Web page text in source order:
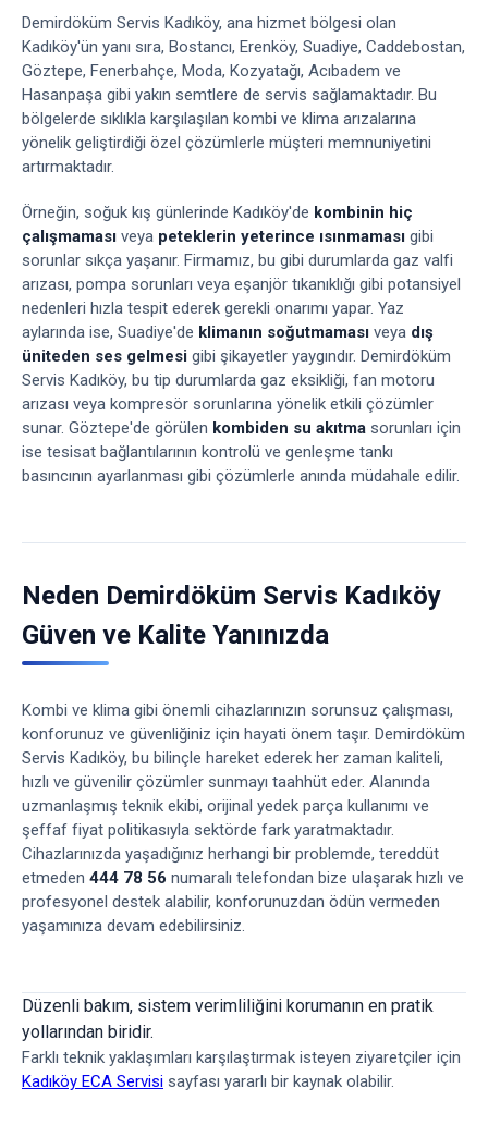
Demirdöküm Servis Kadıköy, ana hizmet bölgesi olan
Kadıköy'ün yanı sıra, Bostancı, Erenköy, Suadiye, Caddebostan,
Göztepe, Fenerbahçe, Moda, Kozyatağı, Acıbadem ve
Hasanpaşa gibi yakın semtlere de servis sağlamaktadır. Bu
bölgelerde sıklıkla karşılaşılan kombi ve klima arızalarına
yönelik geliştirdiği özel çözümlerle müşteri memnuniyetini
artırmaktadır.
Örneğin, soğuk kış günlerinde Kadıköy'de kombinin hiç
çalışmaması veya peteklerin yeterince ısınmaması gibi
sorunlar sıkça yaşanır. Firmamız, bu gibi durumlarda gaz valfi
arızası, pompa sorunları veya eşanjör tıkanıklığı gibi potansiyel
nedenleri hızla tespit ederek gerekli onarımı yapar. Yaz
aylarında ise, Suadiye'de klimanın soğutmaması veya dış
üniteden ses gelmesi gibi şikayetler yaygındır. Demirdöküm
Servis Kadıköy, bu tip durumlarda gaz eksikliği, fan motoru
arızası veya kompresör sorunlarına yönelik etkili çözümler
sunar. Göztepe'de görülen kombiden su akıtma sorunları için
ise tesisat bağlantılarının kontrolü ve genleşme tankı
basıncının ayarlanması gibi çözümlerle anında müdahale edilir.
Neden Demirdöküm Servis Kadıköy
Güven ve Kalite Yanınızda
Kombi ve klima gibi önemli cihazlarınızın sorunsuz çalışması,
konforunuz ve güvenliğiniz için hayati önem taşır. Demirdöküm
Servis Kadıköy, bu bilinçle hareket ederek her zaman kaliteli,
hızlı ve güvenilir çözümler sunmayı taahhüt eder. Alanında
uzmanlaşmış teknik ekibi, orijinal yedek parça kullanımı ve
şeffaf fiyat politikasıyla sektörde fark yaratmaktadır.
Cihazlarınızda yaşadığınız herhangi bir problemde, tereddüt
etmeden 444 78 56 numaralı telefondan bize ulaşarak hızlı ve
profesyonel destek alabilir, konforunuzdan ödün vermeden
yaşamınıza devam edebilirsiniz.
Düzenli bakım, sistem verimliliğini korumanın en pratik
yollarından biridir.
Farklı teknik yaklaşımları karşılaştırmak isteyen ziyaretçiler için
Kadıköy ECA Servisi sayfası yararlı bir kaynak olabilir.